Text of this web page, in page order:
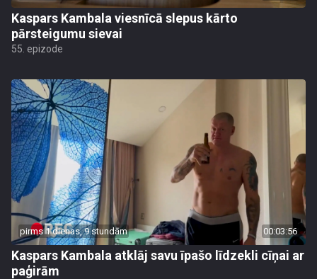
Kaspars Kambala viesnīcā slepus kārto
pārsteigumu sievai
55. epizode
pirms 1 dienas, 9 stundām 00:03:56
Kaspars Kambala atklāj savu īpašo līdzekli cīņai ar
paģirām